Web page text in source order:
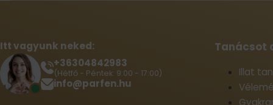
Itt vagyunk neked:
+36304842983
(Hétfő - Péntek: 9:00 - 17:00)
info@parfen.hu
Tanácsot
Illat